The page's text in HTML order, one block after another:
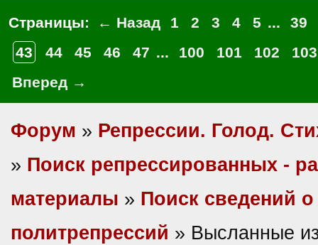
Страницы: ← Назад 1 2 3 4 5 ...
39
43
44 45 46 47 ... 100 101 102
103
Вперед →
Форум » Репрессии. Голод.
» Поиск репрессированных -
материалы » Поиск сведений
политрепрессий » Высланные